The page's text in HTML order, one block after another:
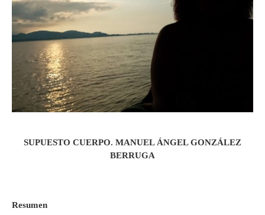
SUPUESTO CUERPO. MANUEL ÁNGEL GONZÁLEZ
BERRUGA
Resumen